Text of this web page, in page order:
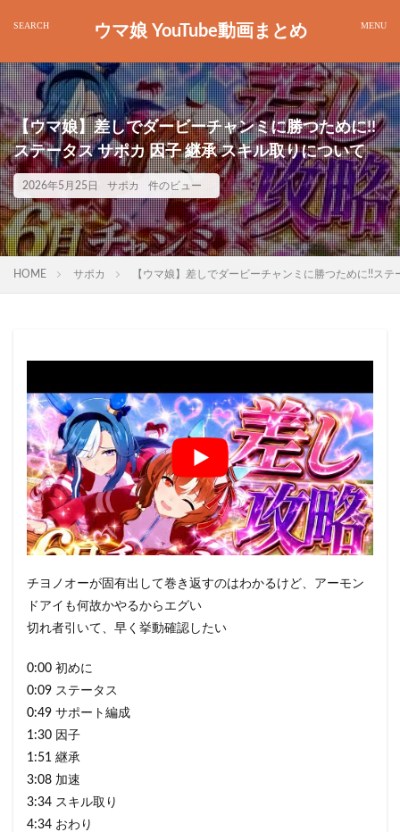
ウマ娘 YouTube動画まとめ
【ウマ娘】差しでダービーチャンミに勝つために!!
ステータス サポカ 因子 継承 スキル取りについて
2026年5月25日 サポカ 件のビュー
HOME サポカ 【ウマ娘】差しでダービーチャンミに勝つために!!ス
チヨノオーが固有出して巻き返すのはわかるけど、アーモン
ドアイも何故かやるからエグい
切れ者引いて、早く挙動確認したい
0:00 初めに
0:09 ステータス
0:49 サポート編成
1:30 因子
1:51 継承
3:08 加速
3:34 スキル取り
4:34 おわり